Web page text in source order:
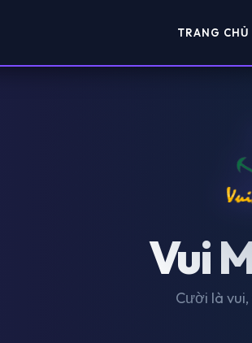
TRANG CHỦ
Vui
Cười là